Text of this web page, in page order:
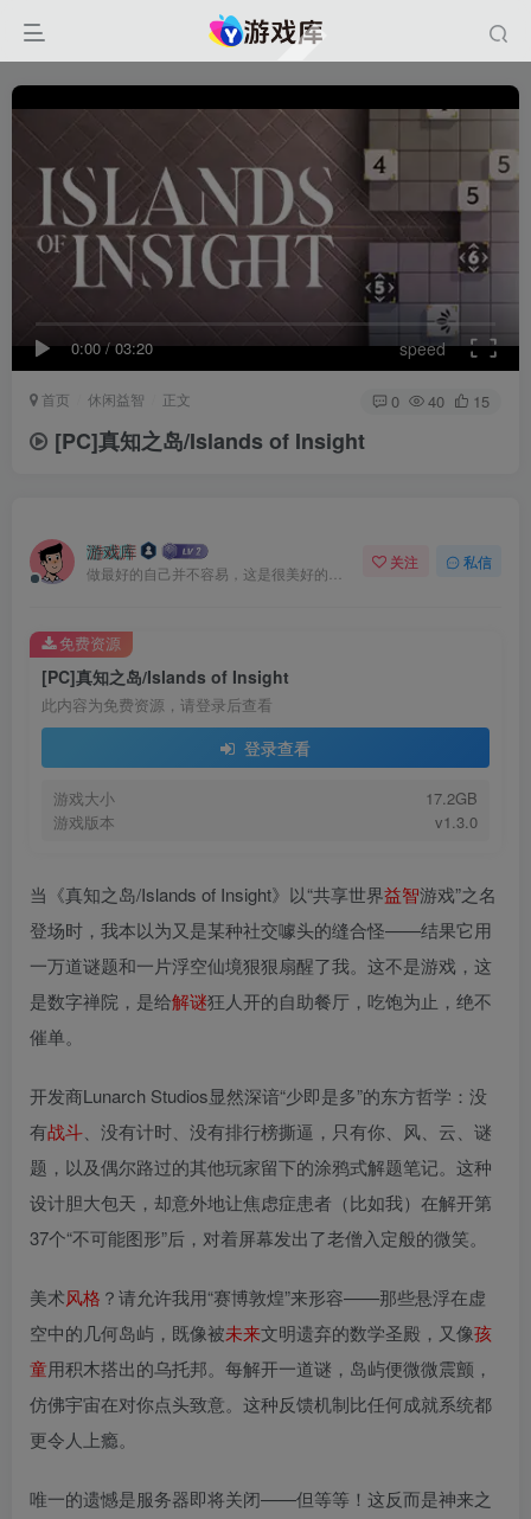
0:00/03:20 speed
首页 休闲益智 正文 0 40 15
[PC]真知之岛/Islands of Insight
游戏库 关注 私信
[PC]真知之岛/Islands of Insight
此内容为免费资源，请登录后查看
登录查看
游戏大小
17.2GB
游戏版本
v1.3.0
免费资源
当《真知之岛/Islands of Insight》以“共享世界益智游戏”之名
登场时，我本以为又是某种社交噱头的缝合怪——结果它用
一万道谜题和一片浮空仙境狠狠扇醒了我。这不是游戏，这
是数字禅院，是给解谜狂人开的自助餐厅，吃饱为止，绝不
催单。
开发商Lunarch Studios显然深谙“少即是多”的东方哲学：没
有战斗 、没有计时、没有排行榜撕逼，只有你、风、云、谜
题，以及偶尔路过的其他玩家留下的涂鸦式解题笔记。这种
设计胆大包天，却意外地让焦虑症患者（比如我）在解开第
37个“不可能图形”后，对着屏幕发出了老僧入定般的微笑。
美术风格 ？请允许我用“赛博敦煌”来形容——那些悬浮在虚
空中的几何岛屿，既像被未来文明遗弃的数学圣殿，又像孩
童用积木搭出的乌托邦。每解开一道谜，岛屿便微微震颤，
仿佛宇宙在对你点头致意。这种反馈机制比任何成就系统都
更令人上瘾。
唯一的遗憾是服务器即将关闭——但等等！这反而是神来之